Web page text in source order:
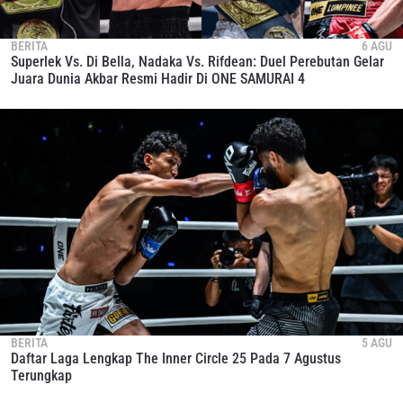
BERITA 6 AGU
Superlek Vs. Di Bella, Nadaka Vs. Rifdean: Duel Perebutan Gelar
Juara Dunia Akbar Resmi Hadir Di ONE SAMURAI 4
BERITA 5 AGU
Daftar Laga Lengkap The Inner Circle 25 Pada 7 Agustus
Terungkap